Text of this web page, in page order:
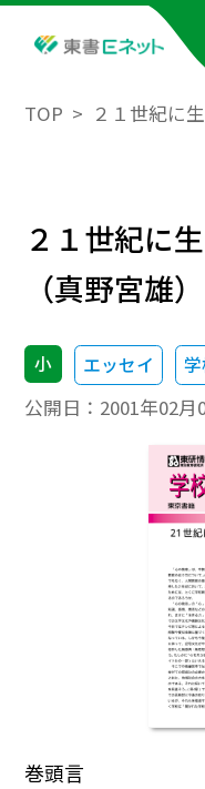
TOP ２１世紀に
２１世紀に
（真野宮雄）
小 エッセイ
公開日： 2001年02月
巻頭言